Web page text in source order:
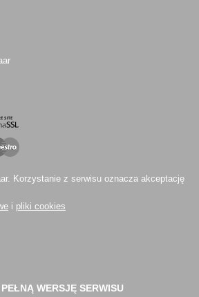
Korzystanie z serwisu oznacza akceptację
i pliki cookies
WERSJĘ SERWISU